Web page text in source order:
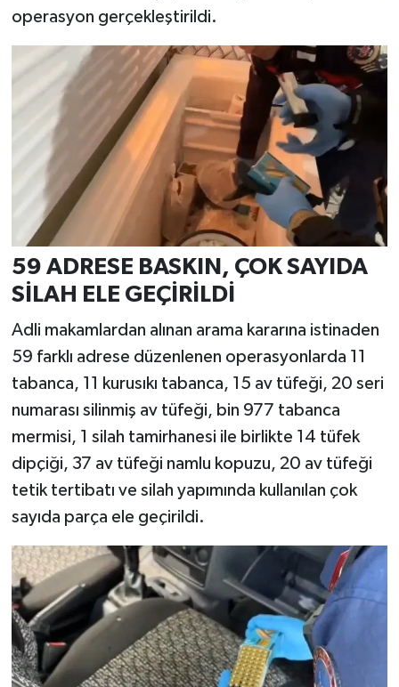
operasyon gerçekleştirildi.
59 ADRESE BASKIN, ÇOK SAYIDA
SİLAH ELE GEÇİRİLDİ
Adli makamlardan alınan arama kararına istinaden
59 farklı adrese düzenlenen operasyonlarda 11
tabanca, 11 kurusıkı tabanca, 15 av tüfeği, 20 seri
numarası silinmiş av tüfeği, bin 977 tabanca
mermisi, 1 silah tamirhanesi ile birlikte 14 tüfek
dipçiği, 37 av tüfeği namlu kopuzu, 20 av tüfeği
tetik tertibatı ve silah yapımında kullanılan çok
sayıda parça ele geçirildi.